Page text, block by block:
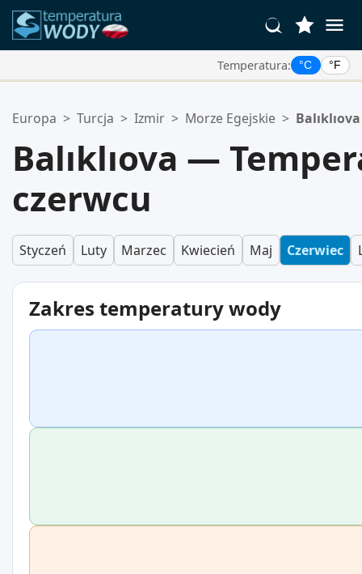
Temperatura: °C °F
Twoja lista ulubionych jest pusta.
Europa > Turcja > Izmir > Morze Egejskie > Balıklıova
Balıklıova —
czerwcu
Styczeń Luty Marzec Kwiecień Maj Czerwiec
Zakres temperatury wody